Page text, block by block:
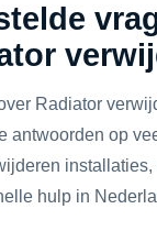
Radiator
antwoorden op
hulp in